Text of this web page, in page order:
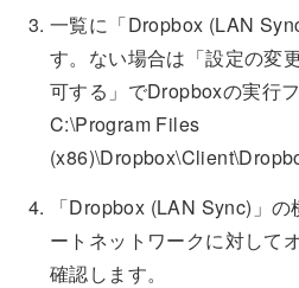
一覧に「Dropbox (LAN
す。ない場合は「設定の変
可する」でDropboxの実行
C:\Program Files
「Dropbox (LAN Sync)」
ートネットワークに対して
確認します。